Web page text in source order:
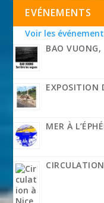
EVÉNEMENTS
Voir les
BAO VUONG,
EXPOSITION
MER À